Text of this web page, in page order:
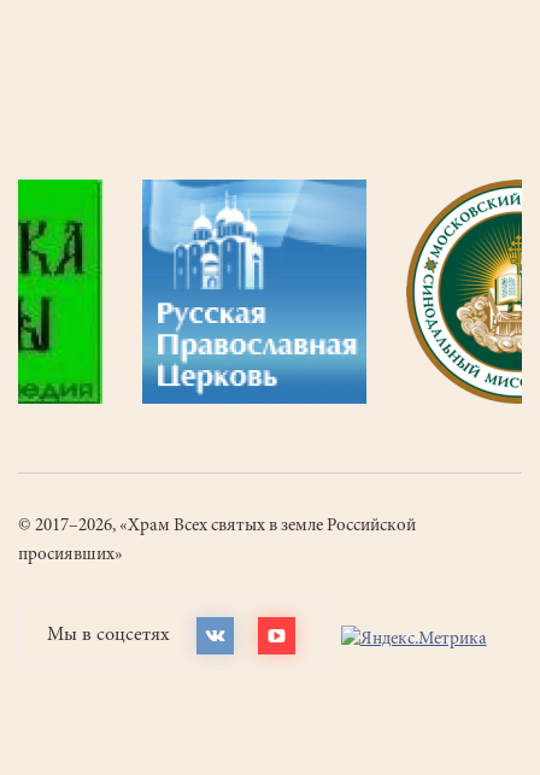
© 2017–2026, «Храм Всех святых в земле Российской
просиявших»
Мы в соцсетях